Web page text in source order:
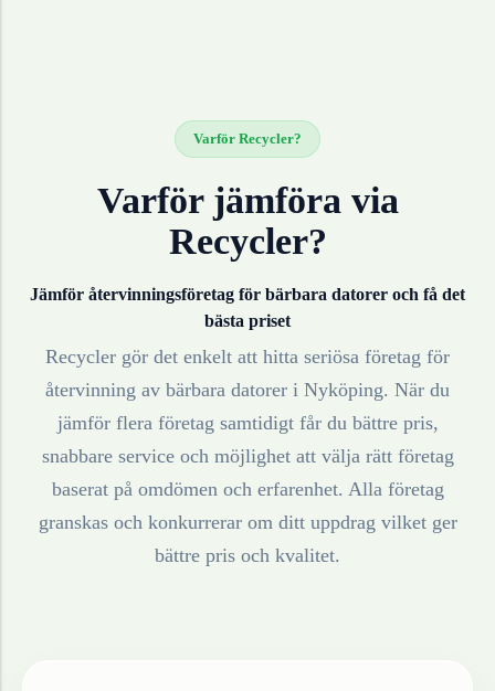
Varför Recycler?
Varför jämföra via
Recycler?
Jämför återvinningsföretag för bärbara datorer och få det
bästa priset
Recycler gör det enkelt att hitta seriösa företag för
återvinning av bärbara datorer i Nyköping. När du
jämför flera företag samtidigt får du bättre pris,
snabbare service och möjlighet att välja rätt företag
baserat på omdömen och erfarenhet. Alla företag
granskas och konkurrerar om ditt uppdrag vilket ger
bättre pris och kvalitet.